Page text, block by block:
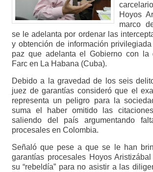
Hoyos
marco
se le adelanta por ordenar las
y obtención de información
paz que adelanta el Gobierno con la
Farc en La Habana (Cuba).
Debido a la gravedad de los seis
juez de garantías consideró que el
representa un peligro para la
suma el haber omitido las
saliendo del país argumentando
procesales en Colombia.
Señaló que pese a que se le han
garantías procesales Hoyos
su “rebeldía” para no asistir a las